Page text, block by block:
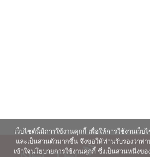
เว็บไซต์นี้มีการใช้งานคุกกี้ เพื่อให้การใช้งานเว็บ
และเป็นส่วนตัวมากขึ้น จึงขอให้ท่านรับรองว่าท่
เข้าใจนโยบายการใช้งานคุกกี้ ซึ่งเป็นส่วนหนึ่งข